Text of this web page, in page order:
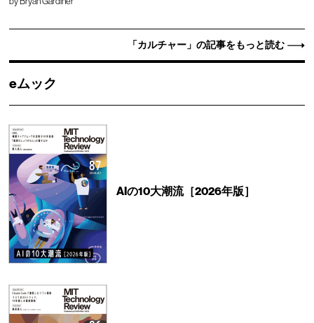
「カルチャー」の記事をもっと読む
eムック
AIの10大潮流［2026年版］